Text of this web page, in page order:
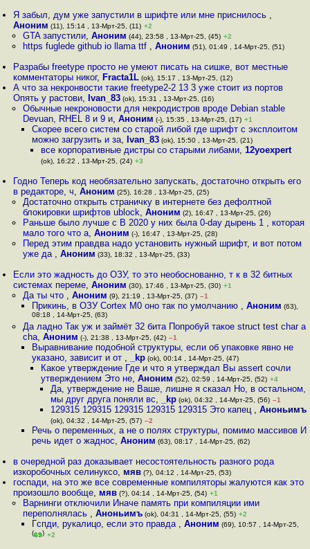
Я забыл, дум уже запустили в шрифте или мне приснилось ,
Аноним (11), 15:14 , 13-Мрт-25, (11) +2
GTA запустили, Аноним (44), 23:58 , 13-Мрт-25, (45) +2
https fuglede github io llama ttf , Аноним (51), 01:49 , 14-Мрт-25, (51)
Разрабы freetype просто не умеют писать на сишке, вот местные
комментаторы никог, Fracta1L (ok), 15:17 , 13-Мрт-25, (12)
А что за некронвости такие freetype2-2 13 3 уже стоит из портов
Опять у растови, Ivan_83 (ok), 15:31 , 13-Мрт-25, (16)
Обычные некроновости для некродистров вроде Debian stable
Devuan, RHEL 8 и 9 и, Аноним (-), 15:35 , 13-Мрт-25, (17) +1
Скорее всего систем со старой либой где шрифт с эксплоитом
можно загрузить и за, Ivan_83(ok), 15:50 , 13-Мрт-25, (21)
все корпоративные дистры со старыми либами,12yoexpert
(ok), 16:22 , 13-Мрт-25, (24) +3
Годно Теперь код необязательно запускать, достаточно открыть его
в редакторе, ч,Аноним (25), 16:28 , 13-Мрт-25, (25)
Достаточно открыть страничку в интернете без дефолтной
блокировки шрифтов ublock, Аноним (2), 16:47 , 13-Мрт-25, (26)
Раньше было лучше с В 2020 у них была 0-day дырень 1 , которая
мало того что а, Аноним (-), 16:47 , 13-Мрт-25, (28)
Перед этим правдва надо установить нужный шрифт, и вот потом
уже да , Аноним (33), 18:32 , 13-Мрт-25, (33)
Если это жадность до ОЗУ, то это необоснованно, т к в 32 битных
системах переме,Аноним (30), 17:46 , 13-Мрт-25, (30) +1
Да ты что , Аноним (9), 21:19 , 13-Мрт-25, (37) –1
Прикинь, в ОЗУ Cortex M0 оно так по умолчанию , Аноним (63),
08:18 , 14-Мрт-25, (63)
Да ладно Так уж и займёт 32 бита Попробуй такое struct test char a
cha, Аноним (-), 21:38 , 13-Мрт-25, (42) –1
Выравнивание подобной структуры, если об упаковке явно не
указано, зависит и от , _kp(ok), 00:14 , 14-Мрт-25, (47)
Какое утверждение Где и что я утверждал Вы assert сочли
утверждением Это не,Аноним (52), 02:59 , 14-Мрт-25, (52) +4
Да, утверждение не Ваше, лишне я сказал Но, в остальном,
мы друг друга поняли вс, _kp(ok), 04:32 , 14-Мрт-25, (56) –1
129315 129315 129315 129315 129315 Это капец , Аноньимъ
(ok), 04:32 , 14-Мрт-25, (57) –2
Речь о переменных, а не о полях структуры, помимо массивов И
речь идет о жаднос, Аноним (63), 08:17 , 14-Мрт-25, (62)
в очередной раз доказывает несостоятельность разного рода
изкоробочных селинуксо, мяв (?), 04:12 , 14-Мрт-25, (53)
госпади, на это же все современные компиляторы жалуются как это
произошло вообще, мяв (?), 04:14 , 14-Мрт-25, (54) +1
Варнинги отключили Иначе память при компиляции ими
переполнялась , Аноньимъ(ok), 04:31 , 14-Мрт-25, (55) +2
Гспди, рукалицо, если это правда , Аноним (69), 10:57 , 14-Мрт-25,
(69) +2